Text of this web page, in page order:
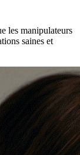
les manipulateurs
saines et